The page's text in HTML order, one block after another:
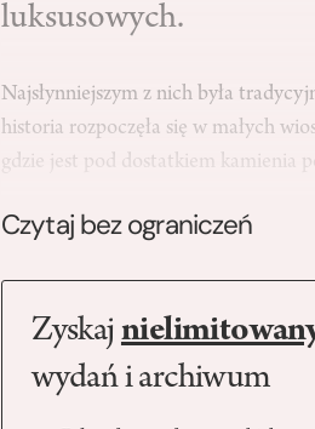
luksusowych.
Najsłynniejszym z nich była
historia rozpoczęła się w małych
gdzie jest pod dostatkiem kamienia
Czytaj bez ograniczeń
Zyskaj
wydań i archiwum